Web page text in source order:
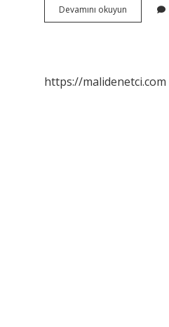
Devamını okuyun Hristiyanlık
Nasıl
https://malidenetci.com